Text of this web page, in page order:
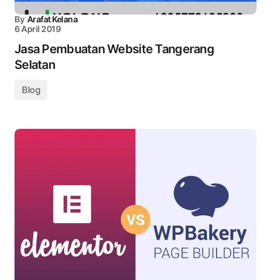
By Arafat Kelana
6 April 2019
Jasa Pembuatan Website Tangerang
Selatan
Blog